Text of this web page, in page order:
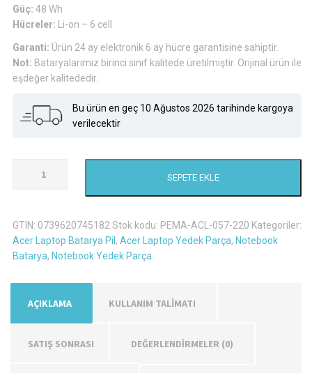
Güç: 48 Wh
Hücreler:
Li-on – 6 cell
Garanti: Ürün 24 ay elektronik 6 ay hücre garantisine sahiptir.
Not: Bataryalarımız birinci sınıf kalitede üretilmiştir. Orijinal ürün ile
eşdeğer kalitededir.
Bu ürün en geç 10 Ağustos 2026 tarihinde kargoya
verilecektir
Travelmate
Batarya
Pil
adet
SEPETE EKLE
GTIN: 0739620745182 Stok kodu: PEMA-ACL-057-220 Kategoriler:
Acer Laptop Batarya Pil , Acer Laptop Yedek Parça, Notebook
Batarya, Notebook Yedek Parça
AÇIKLAMA KULLANIM TALİMATI
SATIŞ SONRASI DEĞERLENDIRMELER (0)